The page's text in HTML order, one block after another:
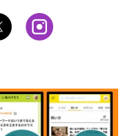
目立たない子もいるた
だけからだと分かりにく